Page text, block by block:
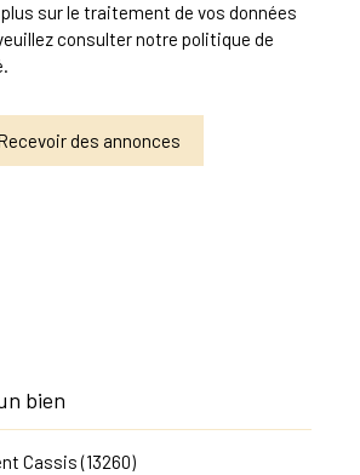
sur le traitement de vos données
consulter notre politique de
.
des annonces
bien
Cassis (13260)